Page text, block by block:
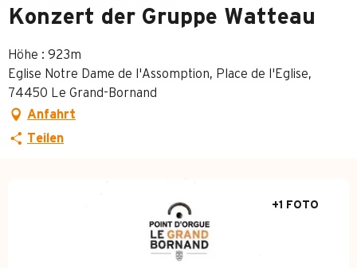
Konzert der Gruppe Watteau
Höhe : 923m
Eglise Notre Dame de l'Assomption, Place de l'Eglise,
74450 Le Grand-Bornand
Anfahrt
Teilen
+1 FOTO